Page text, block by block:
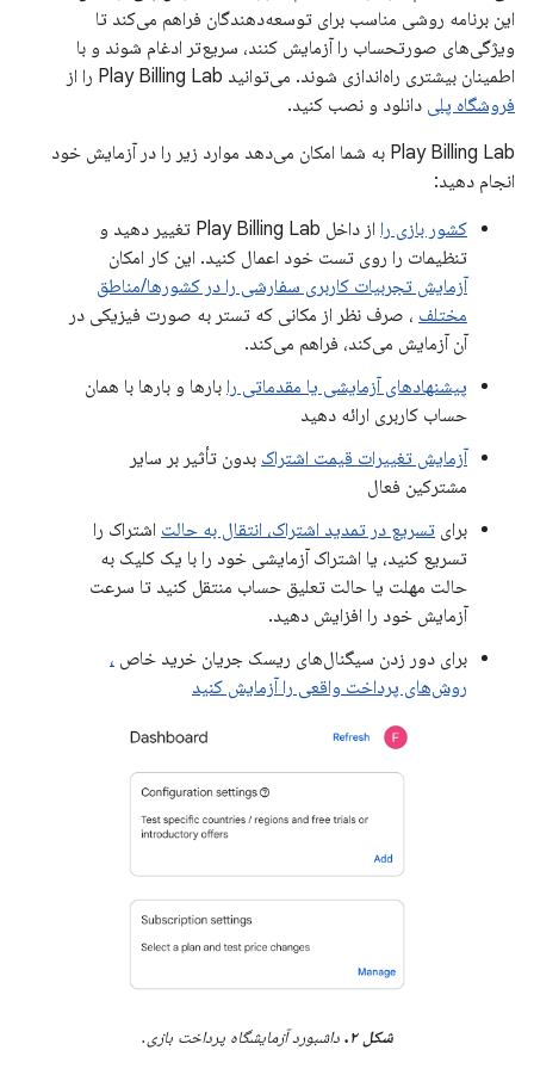
این برنامه روشی مناسب برای توسعه‌دهندگان فراهم می‌کند تا
ویژگی‌های صورتحساب را آزمایش کنند، سریع‌تر ادغام شوند و با
اطمینان بیشتری راه‌اندازی شوند. می‌توانید Play Billing Lab را از
فروشگاه پلی دانلود و نصب کنید.
Play Billing Lab به شما امکان می‌دهد موارد زیر را در آزمایش خود
انجام دهید:
کشور بازی را
از داخل Play Billing Lab تغییر دهید و
تنظیمات را روی تست خود اعمال کنید. این کار امکان
آزمایش تجربیات کاربری سفارشی را در کشورها/مناطق
مختلف ، صرف نظر از مکانی که تستر به صورت فیزیکی در
آن آزمایش می‌کند، فراهم می‌کند.
پیشنهادهای آزمایشی یا مقدماتی را بارها و بارها با همان
حساب کاربری ارائه دهید
آزمایش تغییرات قیمت اشتراک بدون تأثیر بر سایر
مشترکین فعال
برای تسریع در تمدید اشتراک، انتقال به حالت اشتراک را
تسریع کنید، یا اشتراک آزمایشی خود را با یک کلیک به
حالت مهلت یا حالت تعلیق حساب منتقل کنید تا سرعت
آزمایش خود را افزایش دهید.
برای دور زدن سیگنال‌های ریسک جریان خرید خاص ،
روش‌های پرداخت واقعی را آزمایش کنید
شکل ۲. داشبورد آزمایشگاه پرداخت بازی.